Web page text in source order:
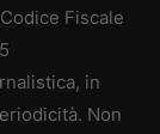
Fiscale
in
Non